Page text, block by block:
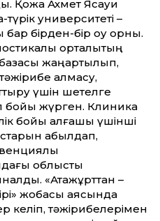
Қожа Ахмет Ясауи
түрік университеті –
бірден-бір оқу орны.
орталықтың
базасы жаңартылып,
алмасу,
үшін шетелге
жүрген. Клиника
бойы алғашқы үшінші
қабылдап,
облыстық
«Атажұрт­тан –
жобасы аясында
келіп, тәжірибелерімен